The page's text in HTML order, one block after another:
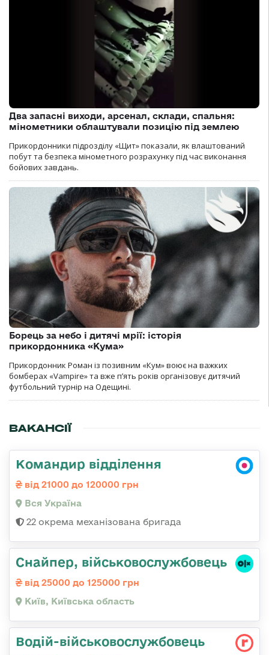
Два запасні виходи, арсенал, склади, спальня:
мінометники облаштували позицію під землею
Прикордонники підрозділу «Щит» показали, як влаштований
побут та безпека мінометного розрахунку під час виконання
бойових завдань.
Борець за небо і дитячі мрії: історія
прикордонника «Кума»
Прикордонник Роман із позивним «Кум» воює на важких
бомберах «Vampire» та вже п’ять років організовує дитячий
футбольний турнір на Одещині.
ВАКАНСІЇ
Командир відділення
від 21000 до 120000 грн
Вся Україна
22 окрема механізована бригада
Снайпер, військовослужбовець
від 25000 до 125000 грн
Київ, Київська область
Водій-військовослужбовець